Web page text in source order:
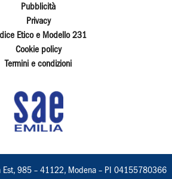
Pubblicità
Privacy
Etico e Modello 231
Cookie policy
Termini e condizioni
Est, 985 – 41122, Modena – PI 04155780366